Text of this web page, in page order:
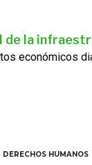
de la
económicos
DERECHOS HUMANOS